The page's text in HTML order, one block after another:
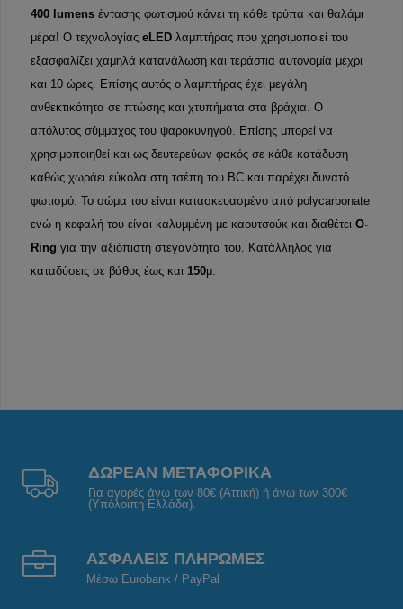
400 lumens έντασης φωτισμού κάνει τη κάθε τρύπα και θαλάμι
μέρα! Ο τεχνολογίας eLED λαμπτήρας που χρησιμοποιεί του
εξασφαλίζει χαμηλά κατανάλωση και τεράστια αυτονομία μέχρι
και 10 ώρες. Επίσης αυτός ο λαμπτήρας έχει μεγάλη
ανθεκτικότητα σε πτώσης και χτυπήματα στα βράχια. Ο
απόλυτος σύμμαχος του ψαροκυνηγού. Επίσης μπορεί να
χρησιμοποιηθεί και ως δευτερεύων φακός σε κάθε κατάδυση
καθώς χωράει εύκολα στη τσέπη του BC και παρέχει δυνατό
φωτισμό. Το σώμα του είναι κατασκευασμένο από polycarbonate
ενώ η κεφαλή του είναι καλυμμένη με καουτσούκ και διαθέτει O-
Ring για την αξιόπιστη στεγανότητα του. Κατάλληλος για
καταδύσεις σε βάθος έως και 150μ.
ΔΩΡΕΑΝ ΜΕΤΑΦΟΡΙΚΑ
Για αγορές άνω των 80€ (Αττική) ή άνω των 300€
(Υπόλοιπη Ελλάδα).
ΑΣΦΑΛΕΙΣ ΠΛΗΡΩΜΕΣ
Μέσω Eurobank / PayPal